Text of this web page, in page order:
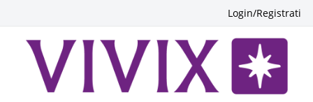
Login/Registrati